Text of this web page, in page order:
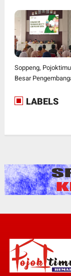
Soppeng,
Besar
LABELS